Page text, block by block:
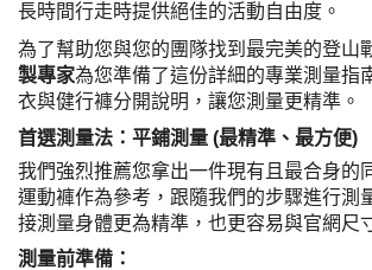
長時間行走時提供絕佳的活動自由度。
為了幫助您與您的團隊找到最完美的登山
製專家為您準備了這份詳細的專業測量指
衣與健行褲分開說明，讓您測量更精準。
首選測量法：平鋪測量 (最精準、最方便)
我們強烈推薦您拿出一件現有且最合身的
運動褲作為參考，跟隨我們的步驟進行測
接測量身體更為精準，也更容易與官網尺
測量前準備：